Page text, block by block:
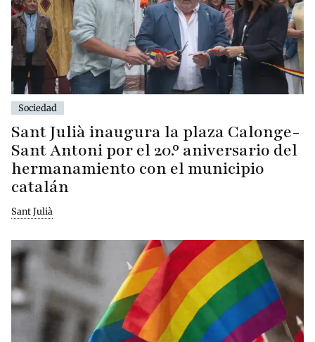
Sociedad
Sant Julià inaugura la plaza Calonge-
Sant Antoni por el 20.º aniversario del
hermanamiento con el municipio
catalán
Sant Julià